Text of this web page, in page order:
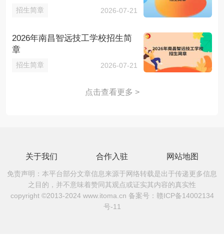
招生简章 2026-07-21
2026年南昌智远技工学校招生简
章
招生简章 2026-07-21
点击查看更多 >
关于我们 合作入驻 网站地图
免责声明：本平台部分文章信息来源于网络转载是出于传递更多信息
之目的，并不意味着赞同其观点或证实其内容的真实性
copyright ©2013-2024 www.itoma.cn 备案号： 赣ICP备14002134
号-11